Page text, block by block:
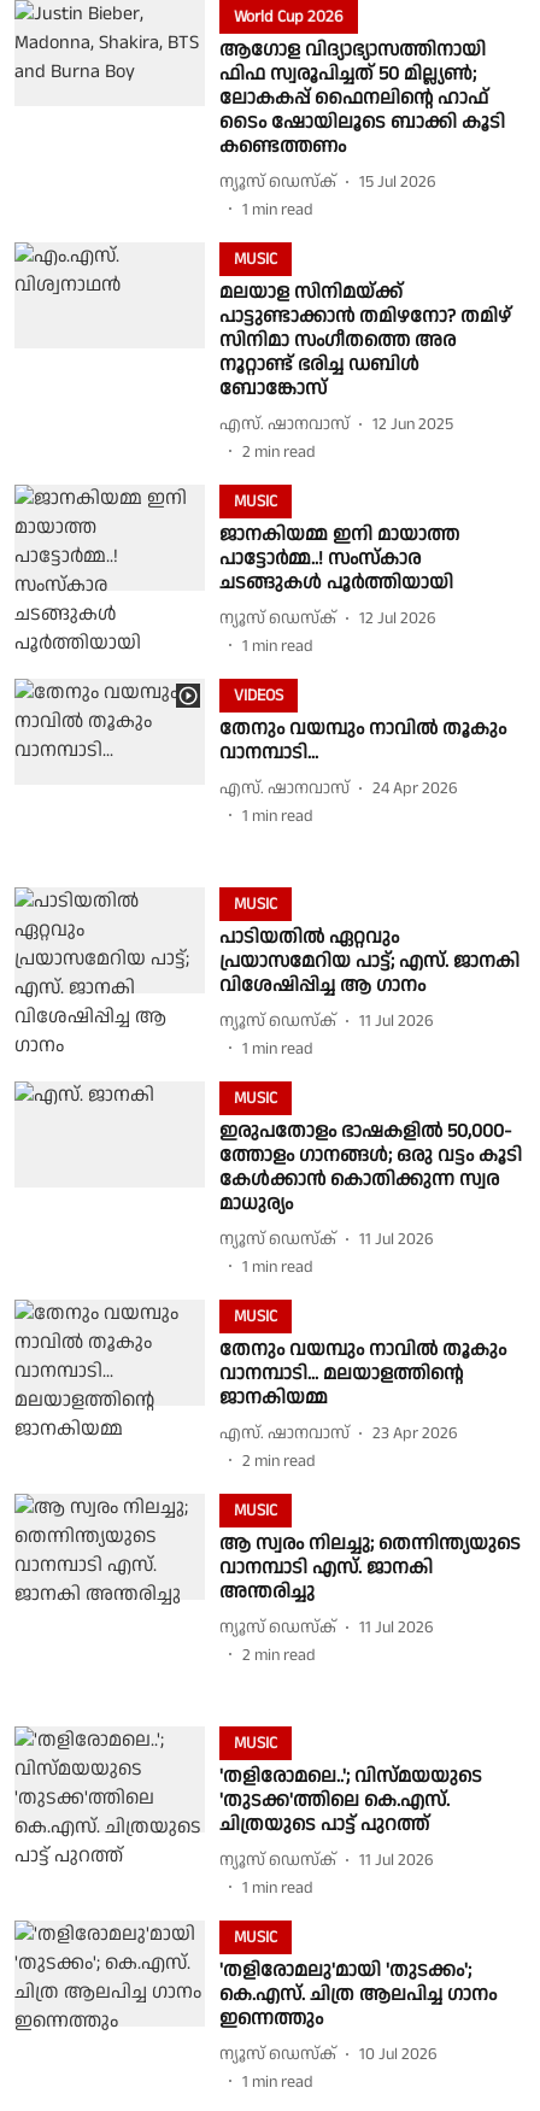
World Cup 2026
ആഗോള വിദ്യാഭ്യാസത്തിനായി
ഫിഫ സ്വരൂപിച്ചത് 50 മില്ല്യൺ;
ലോകകപ്പ് ഫൈനലിൻ്റെ ഹാഫ്
ടൈം ഷോയിലൂടെ ബാക്കി കൂടി
കണ്ടെത്തണം
ന്യൂസ് ഡെസ്ക്
15 Jul 2026
1 min read
MUSIC
മലയാള സിനിമയ്ക്ക്
പാട്ടുണ്ടാക്കാന്‍ തമിഴനോ? തമിഴ്
സിനിമാ സംഗീതത്തെ അര
നൂറ്റാണ്ട് ഭരിച്ച ഡബിള്‍
ബോങ്കോസ്
എസ്. ഷാനവാസ്
12 Jun 2025
2 min read
MUSIC
ജാനകിയമ്മ ഇനി മായാത്ത
പാട്ടോർമ്മ..! സംസ്കാര
ചടങ്ങുകൾ പൂർത്തിയായി
ന്യൂസ് ഡെസ്ക്
12 Jul 2026
1 min read
VIDEOS
തേനും വയമ്പും നാവിൽ തൂകും
വാനമ്പാടി...
എസ്. ഷാനവാസ്
24 Apr 2026
1 min read
MUSIC
പാടിയതില്‍ ഏറ്റവും
പ്രയാസമേറിയ പാട്ട്; എസ്. ജാനകി
വിശേഷിപ്പിച്ച ആ ഗാനം
ന്യൂസ് ഡെസ്ക്
11 Jul 2026
1 min read
MUSIC
ഇരുപതോളം ഭാഷകളില്‍ 50,000-
ത്തോളം ഗാനങ്ങള്‍; ഒരു വട്ടം കൂടി
കേള്‍ക്കാന്‍ കൊതിക്കുന്ന സ്വര
മാധുര്യം
ന്യൂസ് ഡെസ്ക്
11 Jul 2026
1 min read
MUSIC
തേനും വയമ്പും നാവിൽ തൂകും
വാനമ്പാടി... മലയാളത്തിന്റെ
ജാനകിയമ്മ
എസ്. ഷാനവാസ്
23 Apr 2026
2 min read
MUSIC
ആ സ്വരം നിലച്ചു; തെന്നിന്ത്യയുടെ
വാനമ്പാടി എസ്. ജാനകി
അന്തരിച്ചു
ന്യൂസ് ഡെസ്ക്
11 Jul 2026
2 min read
MUSIC
'തളിരോമലെ..'; വിസ്മയയുടെ
'തുടക്ക'ത്തിലെ കെ.എസ്.
ചിത്രയുടെ പാട്ട് പുറത്ത്
ന്യൂസ് ഡെസ്ക്
11 Jul 2026
1 min read
MUSIC
'തളിരോമലു'മായി 'തുടക്കം';
കെ.എസ്. ചിത്ര ആലപിച്ച ഗാനം
ഇന്നെത്തും
ന്യൂസ് ഡെസ്ക്
10 Jul 2026
1 min read